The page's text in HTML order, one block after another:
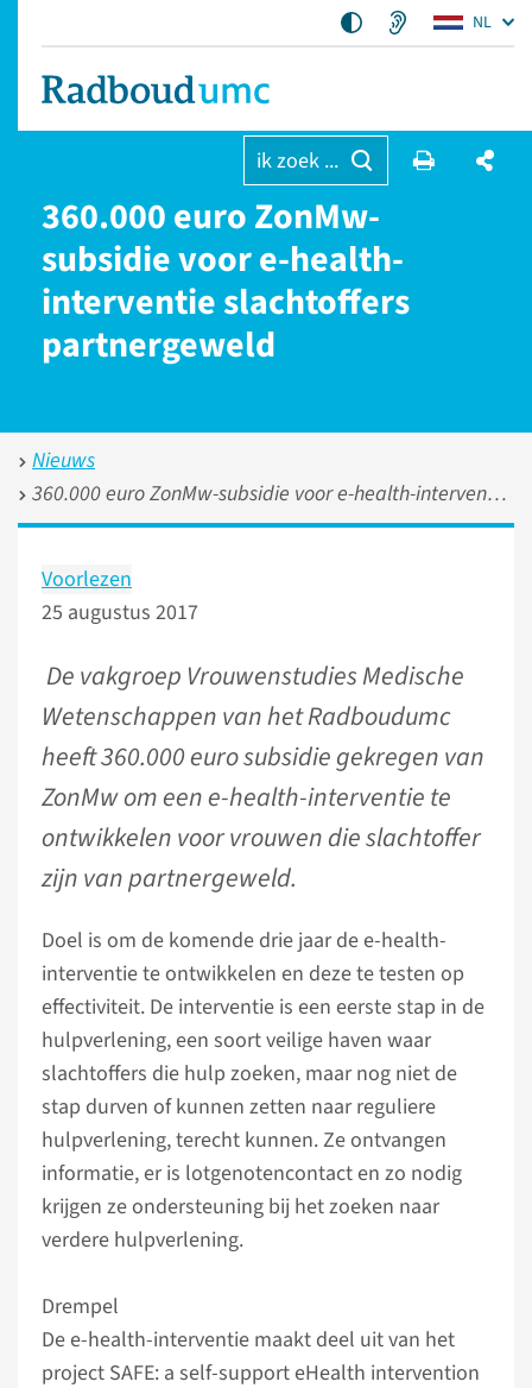
NL
ik zoek ...
360.000 euro ZonMw-
subsidie voor e-health-
interventie slachtoffers
partnergeweld
Nieuws
360.000 euro ZonMw-subsidie voor e-health-interventie slachtoffers partnergeweld
Voorlezen
25 augustus 2017
De vakgroep Vrouwenstudies Medische
Wetenschappen van het Radboudumc
heeft 360.000 euro subsidie gekregen van
ZonMw om een e-health-interventie te
ontwikkelen voor vrouwen die slachtoffer
zijn van partnergeweld.
Doel is om de komende drie jaar de e-health-
interventie te ontwikkelen en deze te testen op
effectiviteit. De interventie is een eerste stap in de
hulpverlening, een soort veilige haven waar
slachtoffers die hulp zoeken, maar nog niet de
stap durven of kunnen zetten naar reguliere
hulpverlening, terecht kunnen. Ze ontvangen
informatie, er is lotgenotencontact en zo nodig
krijgen ze ondersteuning bij het zoeken naar
verdere hulpverlening.
Drempel
De e-health-interventie maakt deel uit van het
project SAFE: a self-support eHealth intervention